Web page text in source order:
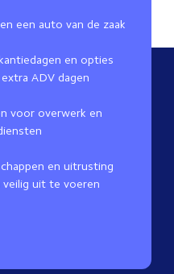
een auto van de zaak
en opties
ADV dagen
voor overwerk en
en uitrusting
uit te voeren